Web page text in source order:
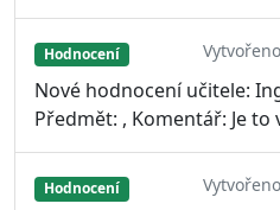
Hodnocení
Nové hodnocení učitele:
Předmět: , Komentář: Je
Hodnocení